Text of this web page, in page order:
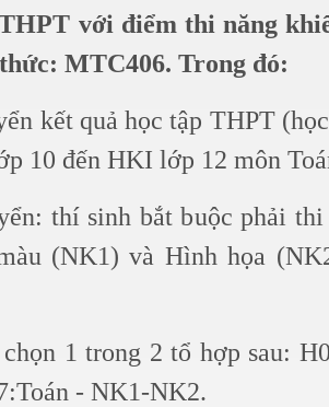
với điểm thi năng
MTC406. Trong đó:
kết quả học tập THPT
10 đến HKI lớp 12 môn
thí sinh bắt buộc phải
(NK1) và Hình họa
1 trong 2 tổ hợp sau:
- NK1-NK2.